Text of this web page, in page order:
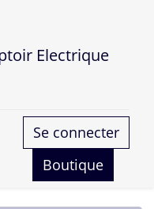
Electrique
Se connecter
Boutique